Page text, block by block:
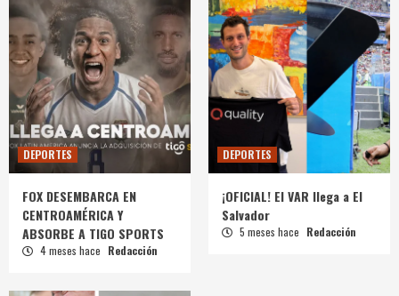
DEPORTES
FOX DESEMBARCA EN
CENTROAMÉRICA Y
ABSORBE A TIGO SPORTS
4 meses hace Redacción
DEPORTES
¡OFICIAL! El VAR llega a El
Salvador
5 meses hace Redacción